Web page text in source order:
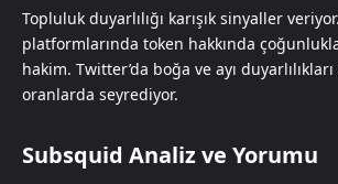
Topluluk duyarlılığı karışık sinyaller
platformlarında token hakkında
hakim. Twitter’da boğa ve ayı
oranlarda seyrediyor.
Subsquid Analiz ve Yorumu